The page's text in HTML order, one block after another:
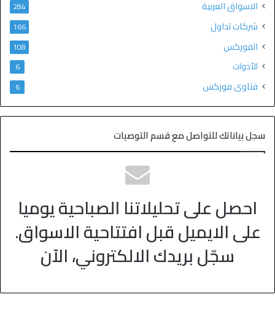
الاسواق العربية 284
شركات تداول 166
الفوركس 108
الأدوات 6
فتاوى فوركس 6
سجل بياناتك للتواصل مع قسم التوصيات
احصل على تحليلاتنا الصباحية يوميا
على الايميل قبل افتتاحية الاسواق.
سجّل بريدك الالكتروني، الآن